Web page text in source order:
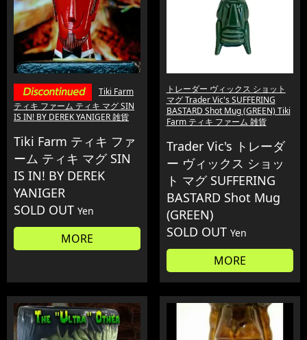
Tiki Farm
ティキ ファーム ティキ マグ SIN
IS IN! BY DEREK YANIGER 雑貨
Tiki Farm ティキ ファ
ーム ティキ マグ SIN
IS IN! BY DEREK
YANIGER
SOLD OUT Yen
MORE
トレーダー ヴィックス ショット
マグ Trader Vic's SUFFERING
BASTARD Shot Mug (GREEN) Tiki
Farm ティキ ファーム 雑貨
Trader Vic's トレーダ
ー ヴィックス ショッ
ト マグ SUFFERING
BASTARD Shot Mug
(GREEN)
SOLD OUT Yen
MORE